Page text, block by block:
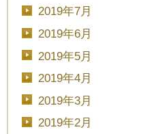
2019年7月
2019年6月
2019年5月
2019年4月
2019年3月
2019年2月